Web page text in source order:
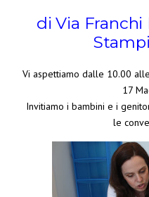
di Via
Vi aspettiamo dalle 10.00
17
Invitiamo i bambini e i
le